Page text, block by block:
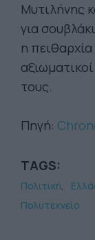
Μυτιλήνης
για
η
τους.
Πηγή:
TAGS:
Πολιτική
Πολυτεχνείο